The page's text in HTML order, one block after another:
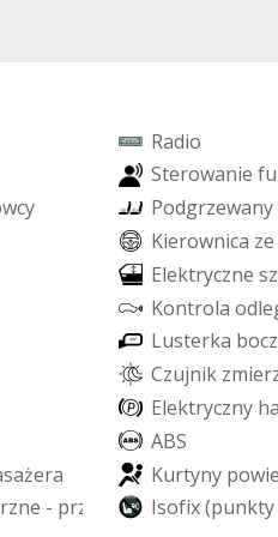
Radio
Sterowanie fu
wcy Podgrzewany
Kierownica ze
Elektryczne sz
Kontrola odle
Lusterka bocz
Czujnik zmier
Elektryczny ha
ABS
sażera Kurtyny powie
rzne - prz Isofix (punkty